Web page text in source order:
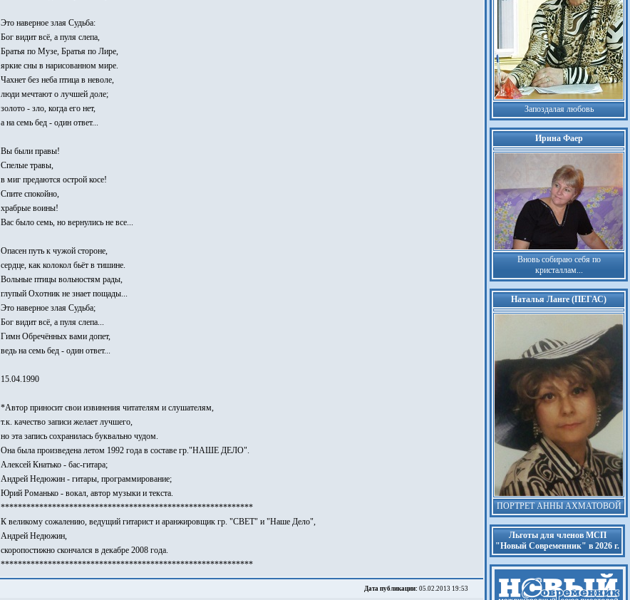
Это наверное злая Судьба:
Бог видит всё, а пуля слепа,
Братья по Музе, Братья по Лире,
яркие сны в нарисованном мире.
Чахнет без неба птица в неволе,
люди мечтают о лучшей доле;
золото - зло, когда его нет,
а на семь бед - один ответ...
Вы были правы!
Спелые травы,
в миг предаются острой косе!
Спите спокойно,
храбрые воины!
Вас было семь, но вернулись не все...
Опасен путь к чужой стороне,
сердце, как колокол бьёт в тишине.
Вольные птицы вольностям рады,
глупый Охотник не знает пощады...
Это наверное злая Судьба;
Бог видит всё, а пуля слепа...
Гимн Обречённых вами допет,
ведь на семь бед - один ответ...
15.04.1990
*Автор приносит свои извинения читателям и слушателям,
т.к. качество записи желает лучшего,
но эта запись сохранилась буквально чудом.
Она была произведена летом 1992 года в составе гр."НАШЕ ДЕЛО".
Алексей Кнатько - бас-гитара;
Андрей Недюжин - гитары, программирование;
Юрий Романько - вокал, автор музыки и текста.
***********************************************************
К великому сожалению, ведущий гитарист и аранжировщик гр. "СВЕТ" и "Наше Дело",
Андрей Недюжин,
скоропостижно скончался в декабре 2008 года.
***********************************************************
Дата публикации: 05.02.2013 19:53
Запоздалая любовь
Ирина Фаер
Вновь собираю себя по
кристаллам...
Наталья Ланге (ПЕГАС)
ПОРТРЕТ АННЫ АХМАТОВОЙ
Льготы для членов МСП
"Новый Современник" в 2026 г.